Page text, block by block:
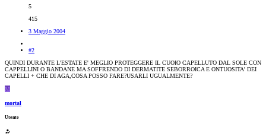
5
415
3 Maggio 2004
#2
QUINDI DURANTE L'ESTATE E' MEGLIO PROTEGGERE IL CUOIO CAPELLUTO DAL SOLE CON
CAPPELLINI O BANDANE MA SOFFRENDO DI DERMATITE SEBORROICA E ONTUOSITA' DEI
CAPELLI + CHE DI AGA,COSA POSSO FARE?USARLI UGUALMENTE?
M
mortal
Utente